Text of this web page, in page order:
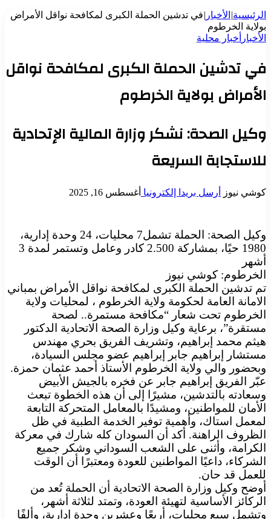
الرئيسية| الأخبار |في تدشين الحملة الكبرى لمكافحة نواقل الأمراض
بولاية الخرطوم
الأخبار أخبار محلية
في تدشين الحملة الكبرى لمكافحة نواقل
الأمراض بولاية الخرطوم
وكيل الصحة: نشكر وزارة المالية الإتحادية
للاستجابة السريعة
كوشي نيوز أرسل بريدا إلكترونيا أغسطس 16, 2025
وكيل الصحة: الحملة تشمل7 محليات، 24 وحدة إدارية،
1980 حيًا، بمشاركة 2.500 كادر وعامل وتستمر لمدة 3
أشهر
الخرطوم: كوشي نيوز
تم تدشين الحملة الكبرى لمكافحة نواقل الأمراض بمباني
الامانة العامة لحكومة ولاية الخرطوم ، لمحليات ولاية
الخرطوم تحت شعار “مكافحة مستمرة.. لصحة
مستقرة”، برعاية وكيل وزارة الصحة الاتحادية الدكتور
هيثم محمد إبراهيم، وتشريف الفريق بحري مهندس
مستشار إبراهيم جابر إبراهيم عضو مجلس السيادة،
وبحضور والي ولاية الخرطوم الأستاذ أحمد عثمان حمزة.
عبّر الفريق إبراهيم جابر عن فخره بالجيش الأبيض
وسعادته بالتدشين، مشيرًا إلى أن هذه الخطوة تبعث
الأمان للمواطنين، ومشيدًا بالمعامل المتحركة التابعة
لمعمل استاك، وأهمية توفير الخدمة الطبية في ظل
الظروف الراهنة. أكد أن السودان كله شارك في معركة
الكرامة، وأثنى على الشعب السوداني وشكر جميع
الشركاء، داعيًا المواطنين للعودة ومعتبرًا أن الوقت
للعمل قد حان.
أوضح وكيل وزارة الصحة الاتحادية أن الحملة تُعد من
الركائز الأساسية لتهيئة العودة، وتمتد لثلاثة أشهر،
وتشمل سبع محليات، أربعًا وعشرين وحدة إدارية، وألفًا